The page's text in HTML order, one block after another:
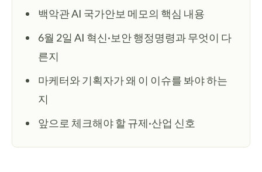
백악관 AI 국가안보 메모의 핵심 내용
6월 2일 AI 혁신·보안 행정명령과 무엇이 다
른지
마케터와 기획자가 왜 이 이슈를 봐야 하는
지
앞으로 체크해야 할 규제·산업 신호